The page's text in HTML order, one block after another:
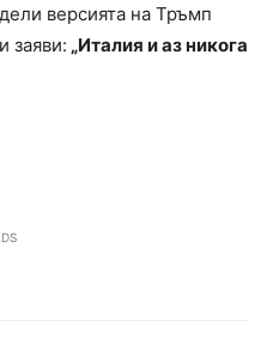
версията на Тръмп
заяви: „Италия и аз никога